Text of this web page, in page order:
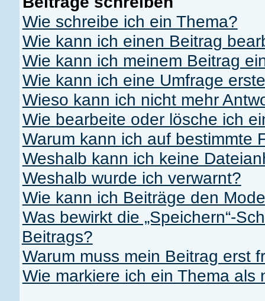
Wie schreibe ich ein Thema?
Wie kann ich einen Beitrag
Wie kann ich meinem Beitrag
Wie kann ich eine Umfrage
Wieso kann ich nicht mehr
Wie bearbeite oder lösche ich
Warum kann ich auf bestimmte
Weshalb kann ich keine
Weshalb wurde ich verwarnt?
Wie kann ich Beiträge den
Was bewirkt die „Speichern“-
Beitrags?
Warum muss mein Beitrag erst
Wie markiere ich ein Thema als